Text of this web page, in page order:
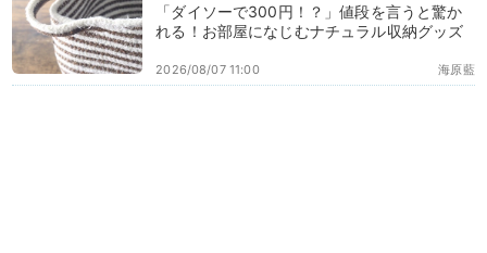
「ダイソーで300円！？」値段を言うと驚か
れる！お部屋になじむナチュラル収納グッズ
海原藍
2026/08/07 11:00